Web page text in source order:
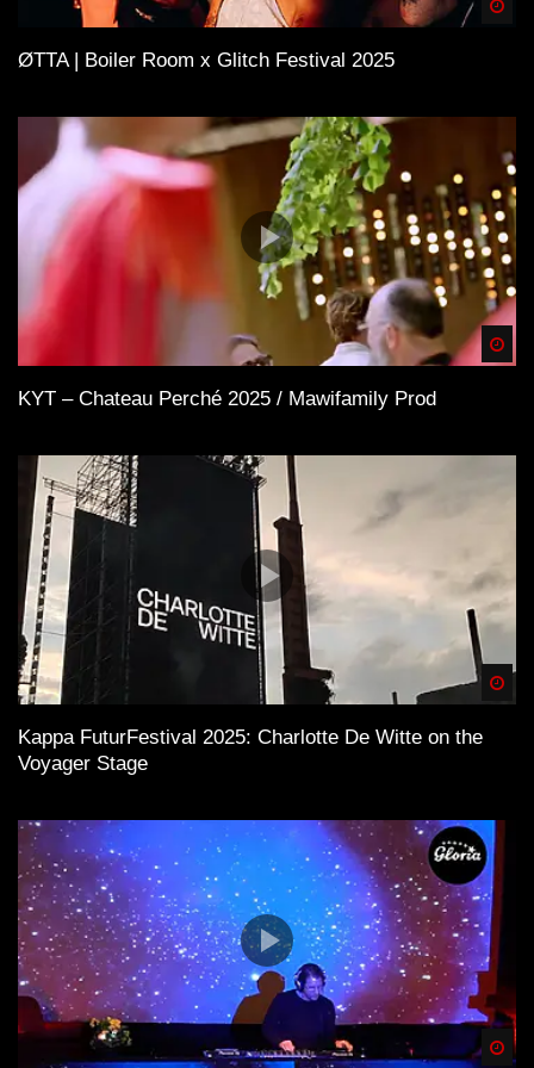
ØTTA | Boiler Room x Glitch Festival 2025
KYT – Chateau Perché 2025 / Mawifamily Prod
Kappa FuturFestival 2025: Charlotte De Witte on the
Voyager Stage